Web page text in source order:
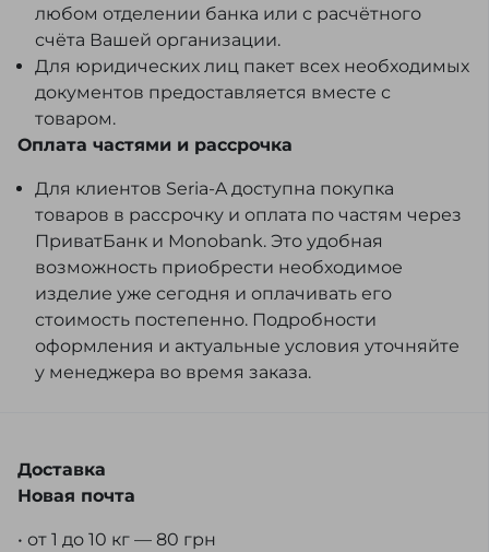
любом отделении банка или с расчётного
счёта Вашей организации.
Для юридических лиц пакет всех необходимых
документов предоставляется вместе с
товаром.
Оплата частями и рассрочка
Для клиентов Seria-A доступна покупка
товаров в рассрочку и оплата по частям через
ПриватБанк и Monobank. Это удобная
возможность приобрести необходимое
изделие уже сегодня и оплачивать его
стоимость постепенно. Подробности
оформления и актуальные условия уточняйте
у менеджера во время заказа.
Доставка
Новая почта
• от 1 до 10 кг — 80 грн